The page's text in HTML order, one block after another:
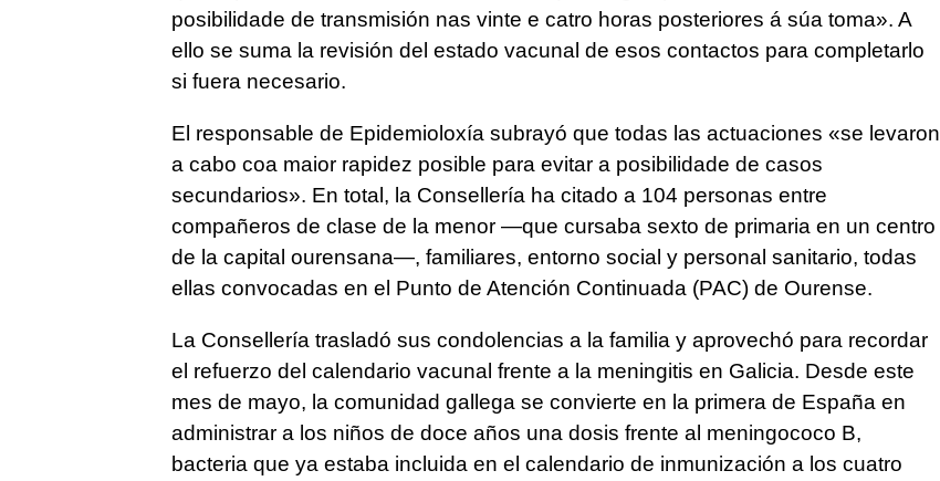
posibilidade de transmisión nas vinte e catro horas posteriores á súa toma». A
ello se suma la revisión del estado vacunal de esos contactos para completarlo
si fuera necesario.
El responsable de Epidemioloxía subrayó que todas las actuaciones «se levaron
a cabo coa maior rapidez posible para evitar a posibilidade de casos
secundarios». En total, la Consellería ha citado a 104 personas entre
compañeros de clase de la menor —que cursaba sexto de primaria en un centro
de la capital ourensana—, familiares, entorno social y personal sanitario, todas
ellas convocadas en el Punto de Atención Continuada (PAC) de Ourense.
La Consellería trasladó sus condolencias a la familia y aprovechó para recordar
el refuerzo del calendario vacunal frente a la meningitis en Galicia. Desde este
mes de mayo, la comunidad gallega se convierte en la primera de España en
administrar a los niños de doce años una dosis frente al meningococo B,
bacteria que ya estaba incluida en el calendario de inmunización a los cuatro